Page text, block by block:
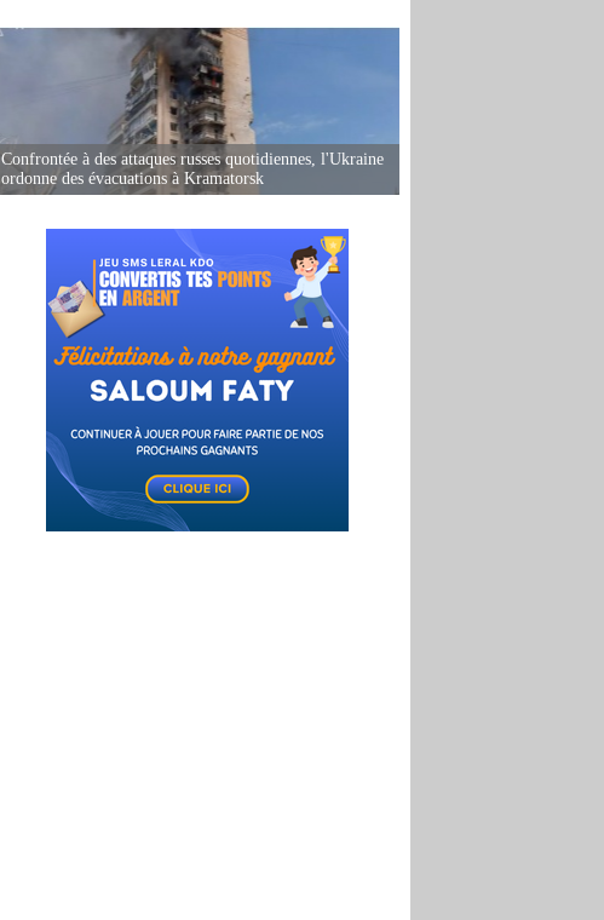
Confrontée à des attaques russes quotidiennes, l'Ukraine
ordonne des évacuations à Kramatorsk